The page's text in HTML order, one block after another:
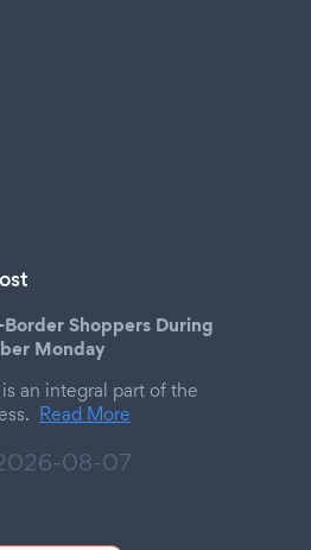
Shoppers During
Monday
an integral part of the
Read More
08-07